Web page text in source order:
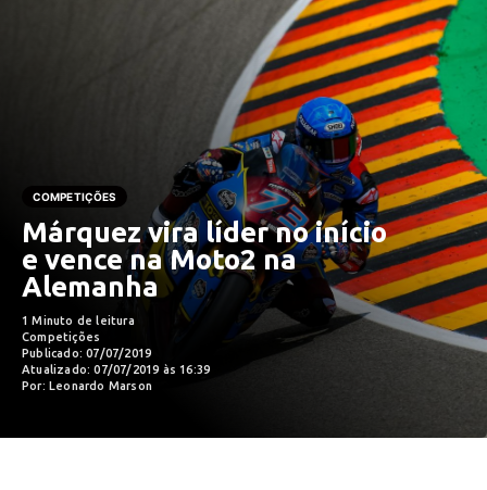
COMPETIÇÕES
Márquez vira líder no início
e vence na Moto2 na
Alemanha
1 Minuto de leitura
Competições
Publicado: 07/07/2019
Atualizado: 07/07/2019 às 16:39
Por: Leonardo Marson